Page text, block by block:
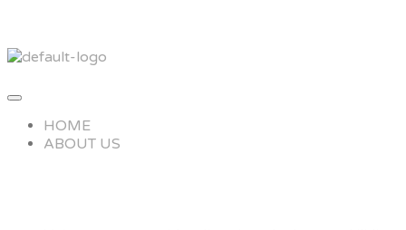
HOME
ABOUT US